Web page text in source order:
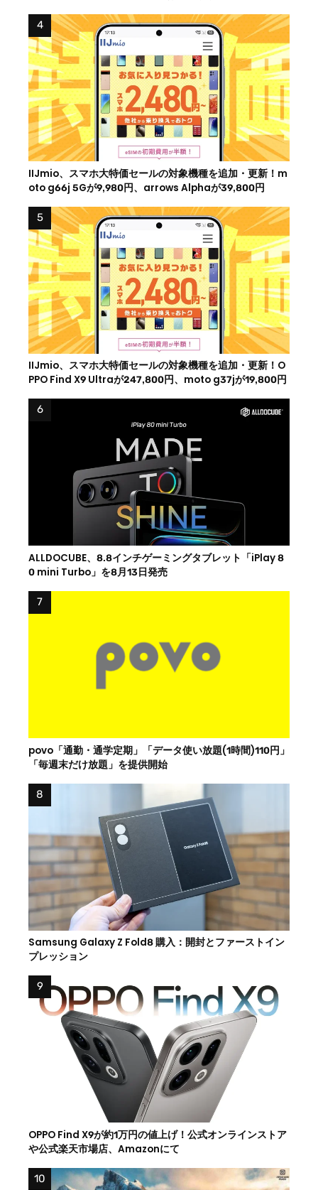
IIJmio、スマホ大特価セールの対象機種を追加・更新！m
oto g66j 5Gが9,980円、arrows Alphaが39,800円
IIJmio、スマホ大特価セールの対象機種を追加・更新！O
PPO Find X9 Ultraが247,800円、moto g37jが19,800円
ALLDOCUBE、8.8インチゲーミングタブレット「iPlay 8
0 mini Turbo」を8月13日発売
povo「通勤・通学定期」「データ使い放題(1時間)110円」
「毎週末だけ放題」を提供開始
Samsung Galaxy Z Fold8 購入：開封とファーストイン
プレッション
OPPO Find X9が約1万円の値上げ！公式オンラインストア
や公式楽天市場店、Amazonにて